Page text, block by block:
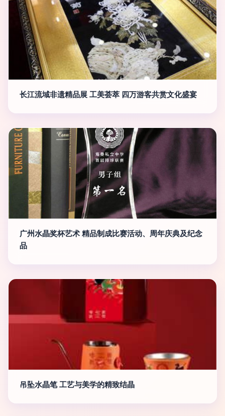
长江流域非遗精品展 工美荟萃 四万游客共赏文化盛宴
广州水晶奖杯艺术 精品制成比赛活动、周年庆典及纪念
品
吊坠水晶笔 工艺与美学的精致结晶